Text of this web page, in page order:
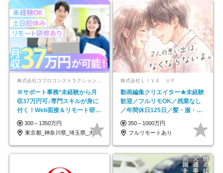
※サポート事務*未経験から月
収37万円可♪専門スキルが身に
付く！Web面接＆リモート研修
も充実♪/a
300～1350万円
東京都_神奈川県_埼玉県_大阪府_愛知県…
株式会社ＬＩＶＥ ＵＰ
動画編集クリエイター★未経験
歓迎／フルリモOK／残業なし
／年間休日125日／髪・服・ネ
イル自由／研修充実で安心
350～1000万円
フルリモートあり